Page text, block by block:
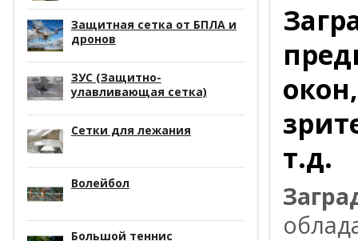
Защитная сетка от БПЛА и
дронов
ЗУС (Защитно-
улавливающая сетка)
Сетки для лежания
Волейбол
Большой теннис
т.д.